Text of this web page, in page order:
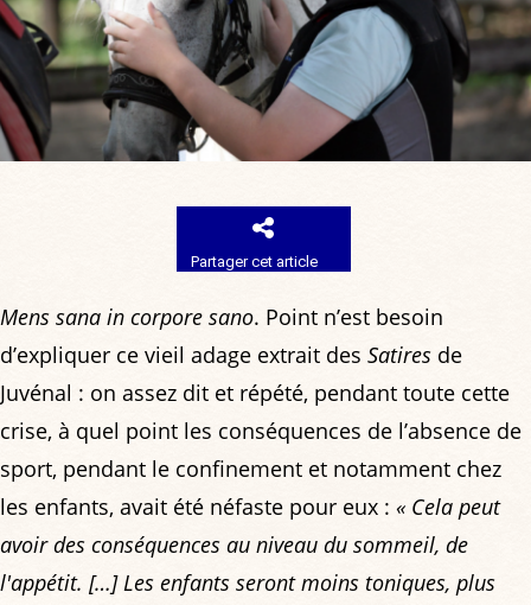
Partager cet article
Mens sana in corpore sano. Point n’est besoin
d’expliquer ce vieil adage extrait des Satires de
Juvénal : on assez dit et répété, pendant toute cette
crise, à quel point les conséquences de l’absence de
sport, pendant le confinement et notamment chez
les enfants, avait été néfaste pour eux : « Cela peut
avoir des conséquences au niveau du sommeil, de
l'appétit. […] Les enfants seront moins toniques, plus